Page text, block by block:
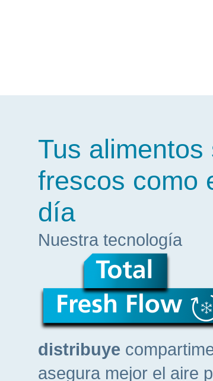
Tus alimentos
frescos como
día
Nuestra tecnología
distribuye
asegura mejor el aire